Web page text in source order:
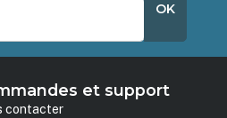
OK
et support
contacter